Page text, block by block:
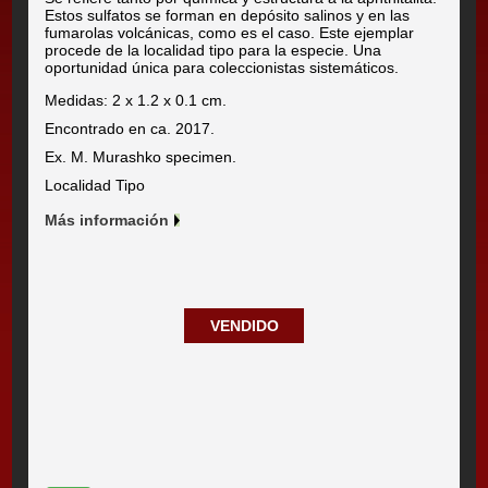
Estos sulfatos se forman en depósito salinos y en las
fumarolas volcánicas, como es el caso. Este ejemplar
procede de la localidad tipo para la especie. Una
oportunidad única para coleccionistas sistemáticos.
Medidas: 2 x 1.2 x 0.1 cm.
Encontrado en ca. 2017.
Ex. M. Murashko specimen.
Localidad Tipo
Más información
VENDIDO